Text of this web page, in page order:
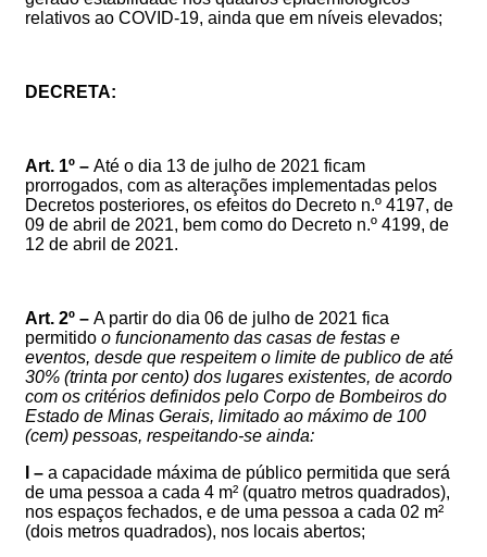
relativos ao COVID-19, ainda que em níveis elevados;
DECRETA:
Art. 1º – Até o dia 13 de julho de 2021 ficam
prorrogados, com as alterações implementadas pelos
Decretos posteriores, os efeitos do Decreto n.º 4197, de
09 de abril de 2021, bem como do Decreto n.º 4199, de
12 de abril de 2021.
Art. 2º – A partir do dia 06 de julho de 2021 fica
permitido o funcionamento das casas de festas e
eventos, desde que respeitem o limite de publico de até
30% (trinta por cento) dos lugares existentes, de acordo
com os critérios definidos pelo Corpo de Bombeiros do
Estado de Minas Gerais, limitado ao máximo de 100
(cem) pessoas, respeitando-se ainda:
I – a capacidade máxima de público permitida que será
de uma pessoa a cada 4 m² (quatro metros quadrados),
nos espaços fechados, e de uma pessoa a cada 02 m²
(dois metros quadrados), nos locais abertos;